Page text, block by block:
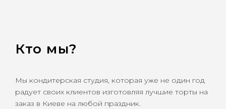
Кто мы?
Мы кондитерская студия, которая уже не один год
радует своих клиентов изготовляя лучшие торты на
заказ в Киеве на любой праздник.